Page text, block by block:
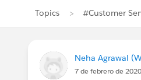
Topics #Customer
Neha Agrawal
7 de febrero de